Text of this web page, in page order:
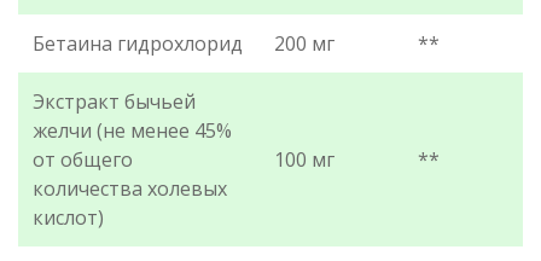
Бетаина гидрохлорид 200 мг **
Экстракт бычьей
желчи (не менее 45%
от общего
количества холевых
кислот)
100 мг **